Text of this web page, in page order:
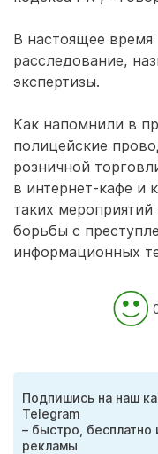
В настоящее время
расследование,
экспертизы.
Как напомнили в
полицейские
розничной
в интернет-кафе и
таких
борьбы с
информационных
Подпишись на наш
Telegram
– быстро, бесплатно
рекламы